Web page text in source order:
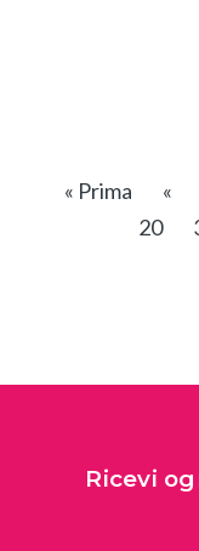
« Prima «
20
Ricevi